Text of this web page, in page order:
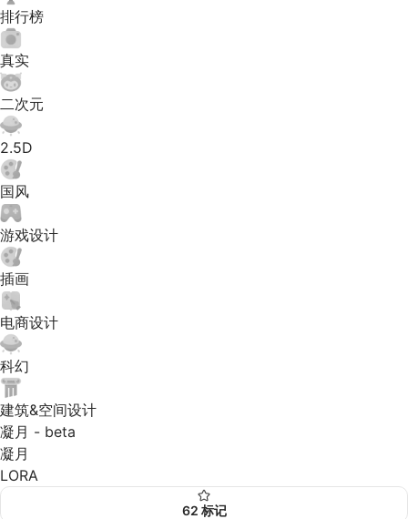
排行榜
真实
二次元
2.5D
国风
游戏设计
插画
电商设计
科幻
建筑&空间设计
凝月 - beta
凝月
LORA
62 标记